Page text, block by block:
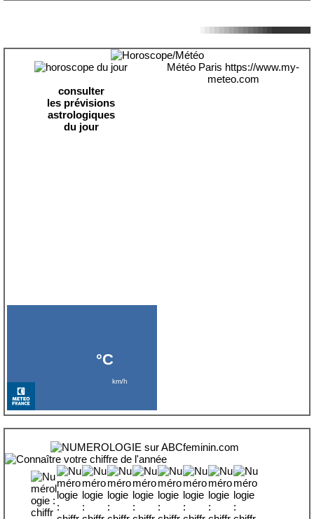
consulter
les prévisions
astrologiques
du jour
Météo Paris https://www.my-
meteo.com